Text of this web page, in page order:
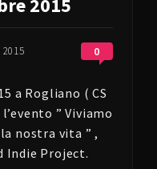
2015
0
a Rogliano ( CS
” Viviamo
nostra vita ” ,
Indie Project.